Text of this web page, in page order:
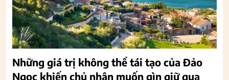
Những giá trị không thể tái tạo của Đảo
Ngọc khiến chủ nhân muốn gìn giữ qua